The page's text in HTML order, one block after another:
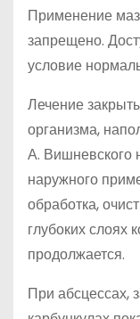
Применение
запрещено.
условие
Лечение
организма,
А. Вишневского
наружного
обработка,
глубоких слоях
продолжается.
При абсцессах,